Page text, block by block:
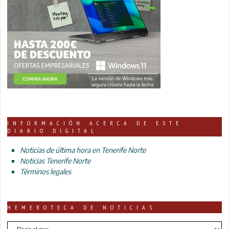
INFORMACIÓN ACERCA DE ESTE
DIARIO DIGITAL
Noticias de última hora en Tenerife Norte
Noticias Tenerife Norte
Términos legales
HEMEROTECA DE NOTICIAS
HEMEROTECA